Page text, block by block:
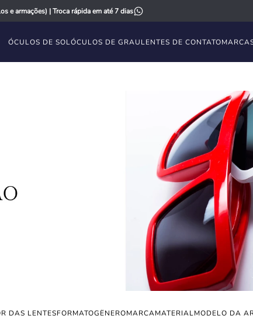
e armações) | Troca rápida em até 7 dias
ÓCULOS DE SOLÓCULOS DE GRAULENTES DE CONTATO
DAS LENTESFORMATOGÊNEROMARCAMATERIALMODELO DA